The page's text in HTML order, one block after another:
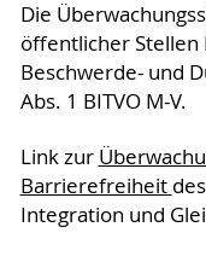
Die
öffentlicher Stellen
Beschwerde- und
Abs. 1 BITVO M-V.
Link zur
Barrierefreiheit
Integration und